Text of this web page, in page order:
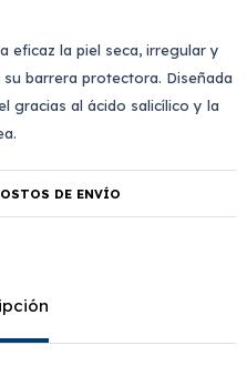
eficaz la piel seca, irregular y
barrera protectora. Diseñada
gracias al ácido salicílico y la
DE ENVÍO